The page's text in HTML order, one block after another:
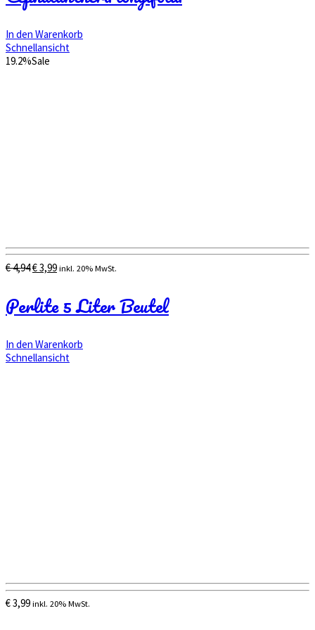
In den Warenkorb
Schnellansicht
19.2%Sale
€4,94Ursprünglicher
€ 4,94
€3,99Aktueller
€ 3,99.
inkl. 20% MwSt.
Perlite 5 Liter Beutel
In den Warenkorb
Schnellansicht
€3,99 inkl. 20% MwSt.